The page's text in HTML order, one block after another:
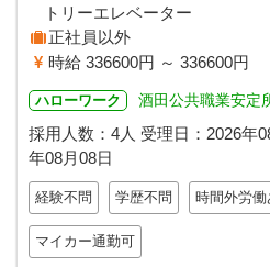
トリーエレベーター
正社員以外
時給 336600円 ～ 336600円
ハローワーク 酒田公共職業安定
採用人数：4人 受理日： 2026年
年08月08日
経験不問 学歴不問 時間外労働
マイカー通勤可